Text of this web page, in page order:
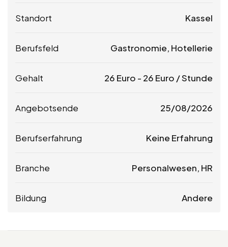
Standort Kassel
Berufsfeld Gastronomie, Hotellerie
Gehalt 26 Euro - 26 Euro / Stunde
Angebotsende 25/08/2026
Berufserfahrung Keine Erfahrung
Branche Personalwesen, HR
Bildung Andere